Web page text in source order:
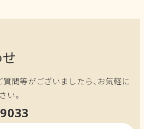
質問等がございましたら、お気軽に
い。